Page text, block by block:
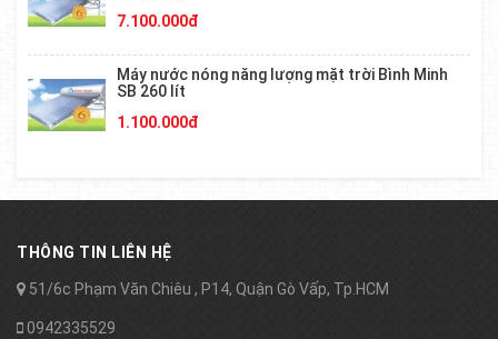
7.100.000đ
Máy nước nóng năng lượng mặt trời Bình Minh
SB 260 lít
1.100.000đ
THÔNG TIN LIÊN HỆ
51/6c Phạm Văn Chiêu , P14, Quận Gò Vấp, Tp.HCM
0942335529